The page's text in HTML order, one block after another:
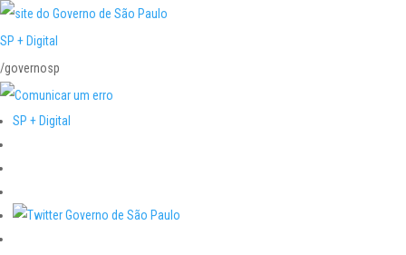
SP + Digital
/governosp
SP + Digital